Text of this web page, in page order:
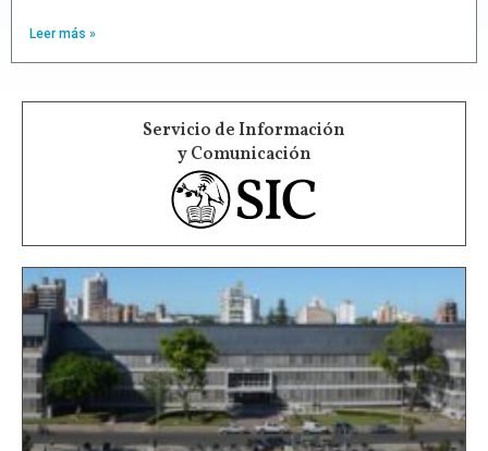
Leer más »
Servicio de Información
y Comunicación